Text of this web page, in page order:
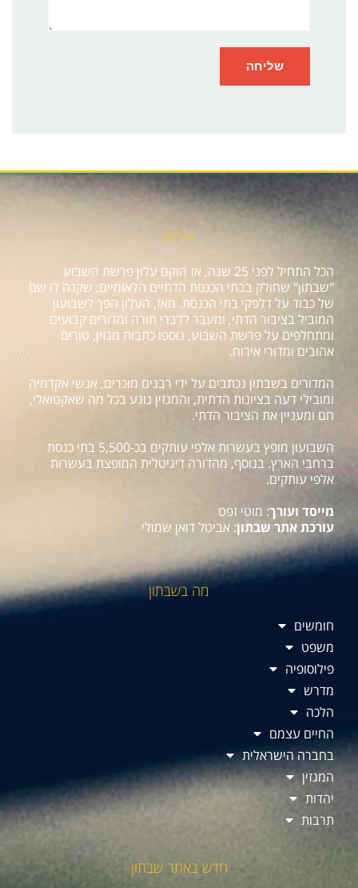
אודות
הכל התחיל לפני 25 שנה, אז הוקם עלון פרשת השבוע
"שבתון" שחולק בבתי הכנסת הדתיים הלאומיים, שקנה לו שם
של כבוד על דלפקי בתי הכנסת. מאז, העלון הפך לשבועון
המוביל בציבור הדתי, ומעבר לדברי תורה ומדורים קבועים
ומתחלפים על פרשת השבוע, נוספו כתבות מגזין, טורים
אהובים ומדורי אירוח.
המדורים בשבתון נכתבים על ידי רבנים מוכרים, אנשי אקדמיה
ומובילי דעה בציונות הדתית, והמגזין נוגע בכל מה שאקטואלי,
חם ומעניין את הציבור הדתי.
השבועון מופץ בעשרות אלפי עותקים בכ-5,500 בתי כנסת
ברחבי הארץ. בנוסף, מהדורה דיגיטלית המופצת בעשרות
אלפי עותקים.
מייסד ועורך: מוטי זפט
עורכת אתר שבתון: אביטל דואן שמולי
מה בשבתון
חומשים
משפט
פילוסופיה
מדרש
הלכה
החיים עצמם
בחברה הישראלית
המגזין
יהדות
תרבות
חדש באתר שבתון